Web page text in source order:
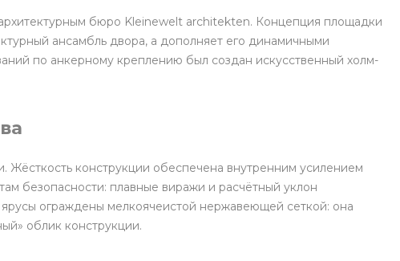
бюро Kleinewelt architekten. Концепция площадки
ансамбль двора, а дополняет его динамичными
по анкерному креплению был создан искусственный холм-
Жёсткость конструкции обеспечена внутренним усилением
безопасности: плавные виражи и расчётный уклон
ограждены мелкоячеистой нержавеющей сеткой: она
облик конструкции.